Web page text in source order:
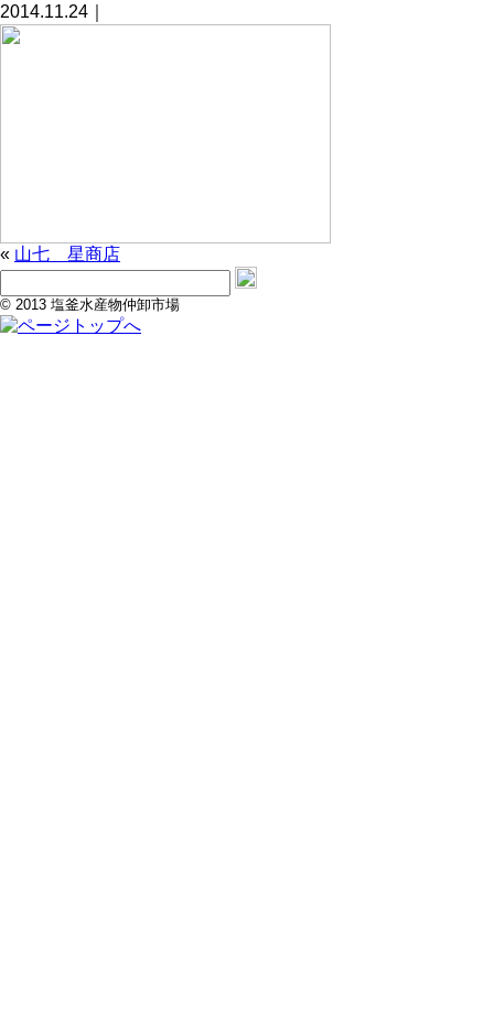
2014.11.24｜
« 山七 星商店
© 2013 塩釜水産物仲卸市場